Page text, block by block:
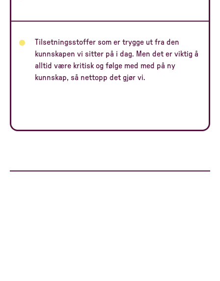
Tilsetningsstoffer som er trygge ut fra den
kunnskapen vi sitter på i dag. Men det er viktig å
alltid være kritisk og følge med med på ny
kunnskap, så nettopp det gjør vi.